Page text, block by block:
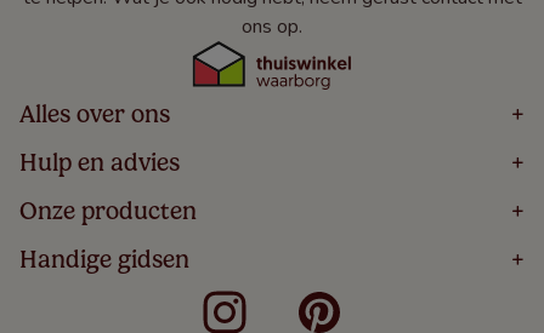
ons op.
Alles over ons +
Home
Over
Bestellen
Winacties
Veelgestelde Vragen
Hulp en advies +
Volg Je Bestelling
Levering
5 Jaar Garantie
Algemene Voorwaarden
Onze producten +
Houten Jaloezieën
Rolgordijnen
Handige gidsen +
Meten Voor Raamdecoratie
Badkamer Raamdecoratie